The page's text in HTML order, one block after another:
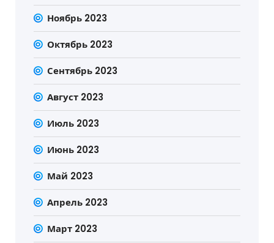
Ноябрь 2023
Октябрь 2023
Сентябрь 2023
Август 2023
Июль 2023
Июнь 2023
Май 2023
Апрель 2023
Март 2023